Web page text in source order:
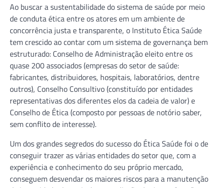
Ao buscar a sustentabilidade do sistema de saúde por meio
de conduta ética entre os atores em um ambiente de
concorrência justa e transparente, o Instituto Ética Saúde
tem crescido ao contar com um sistema de governança bem
estruturado: Conselho de Administração eleito entre os
quase 200 associados (empresas do setor de saúde:
fabricantes, distribuidores, hospitais, laboratórios, dentre
outros), Conselho Consultivo (constituído por entidades
representativas dos diferentes elos da cadeia de valor) e
Conselho de Ética (composto por pessoas de notório saber,
sem conflito de interesse).
Um dos grandes segredos do sucesso do Ética Saúde foi o de
conseguir trazer as várias entidades do setor que, com a
experiência e conhecimento do seu próprio mercado,
conseguem desvendar os maiores riscos para a manutenção